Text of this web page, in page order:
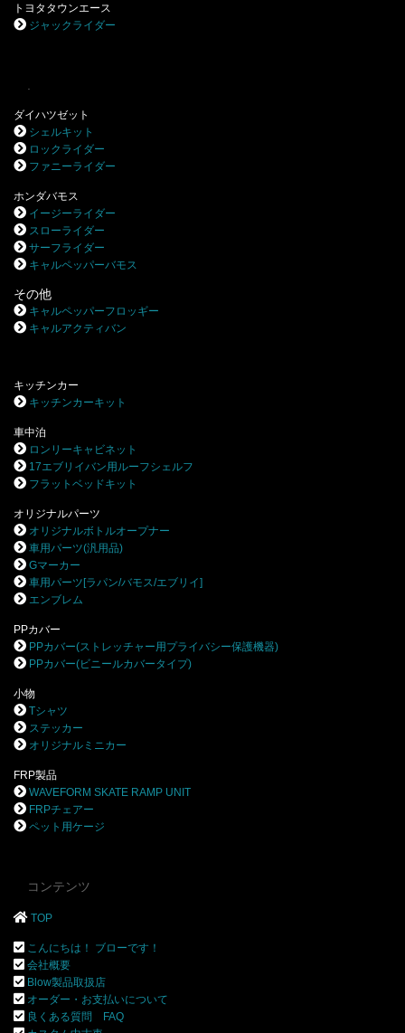
トヨタタウンエース
ジャックライダー
ダイハツゼット
シェルキット
ロックライダー
ファニーライダー
ホンダバモス
イージーライダー
スローライダー
サーフライダー
キャルペッパーバモス
その他
キャルペッパーフロッギー
キャルアクティバン
キッチンカー
キッチンカーキット
車中泊
ロンリーキャビネット
17エブリイバン用ルーフシェルフ
フラットベッドキット
オリジナルパーツ
オリジナルボトルオープナー
車用パーツ(汎用品)
Gマーカー
車用パーツ[ラパン/バモス/エブリイ]
エンブレム
PPカバー
PPカバー(ストレッチャー用プライバシー保護機器)
PPカバー(ビニールカバータイプ)
小物
Tシャツ
ステッカー
オリジナルミニカー
FRP製品
WAVEFORM SKATE RAMP UNIT
FRPチェアー
ペット用ケージ
コンテンツ
TOP
こんにちは！ ブローです！
会社概要
Blow製品取扱店
オーダー・お支払いについて
良くある質問 FAQ